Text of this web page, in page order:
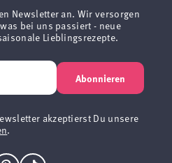
Newsletter an. Wir versorgen
bei uns passiert - neue
Lieblingsrezepte.
Abonnieren
akzeptierst Du unsere
.